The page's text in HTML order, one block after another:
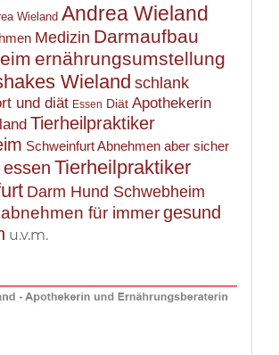
Wieland Andrea Wieland
Medizin Darmaufbau
ernährungsumstellung
Wieland schlank
und diät Essen Diät Apothekerin
Tierheilpraktiker
Schweinfurt Abnehmen aber sicher
Tierheilpraktiker
Darm Hund Schwebheim
für immer gesund
u.v.m.